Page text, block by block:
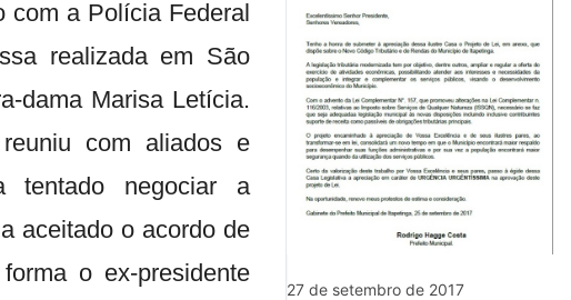
com a Polícia Federal
realizada em São
dama Marisa Letícia.
com aliados e
tentado negociar a
aceitado o acordo de
o ex-presidente
27 de setembro de 2017